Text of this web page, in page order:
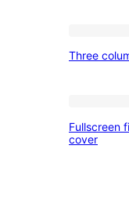
Three
Fullscreen
cover